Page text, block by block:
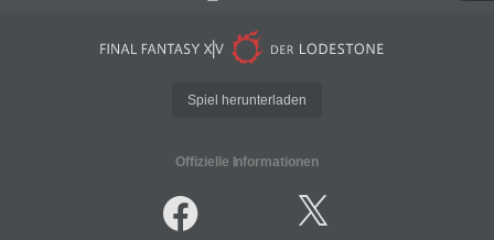
Spiel herunterladen
Offizielle Informationen